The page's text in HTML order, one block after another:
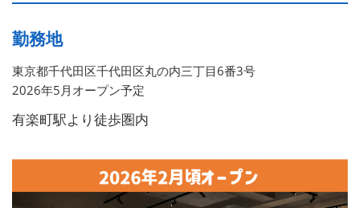
勤務地
東京都千代田区千代田区丸の内三丁目6番3号
2026年5月オープン予定
有楽町駅より徒歩圏内